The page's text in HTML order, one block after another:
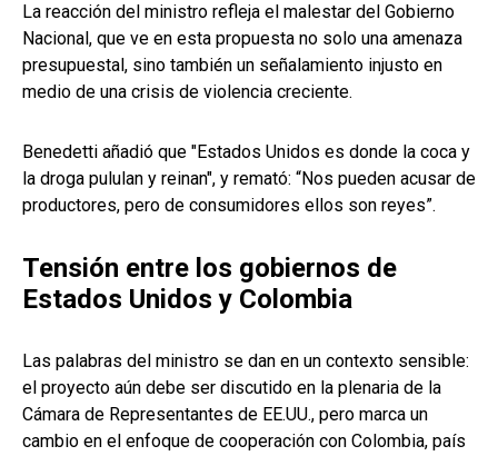
La reacción del ministro refleja el malestar del Gobierno
Nacional, que ve en esta propuesta no solo una amenaza
presupuestal, sino también un señalamiento injusto en
medio de una crisis de violencia creciente.
Benedetti añadió que "Estados Unidos es donde la coca y
la droga pululan y reinan", y remató: “Nos pueden acusar de
productores, pero de consumidores ellos son reyes”.
Tensión entre los gobiernos de
Estados Unidos y Colombia
Las palabras del ministro se dan en un contexto sensible:
el proyecto aún debe ser discutido en la plenaria de la
Cámara de Representantes de EE.UU., pero marca un
cambio en el enfoque de cooperación con Colombia, país